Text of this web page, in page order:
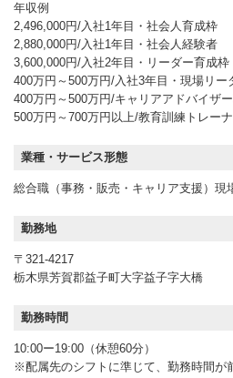
年収例
2,496,000円/入社1年目・社会人育成枠
2,880,000円/入社1年目・社会人経験者
3,600,000円/入社2年目・リーダー育成枠
400万円～500万円/入社3年目・現場リー
400万円～500万円/キャリアアドバイザ
500万円～700万円以上/教育訓練トレー
業種・サービス形態
総合職（事務・販売・キャリア支援）現
勤務地
〒321-4217
栃木県芳賀郡益子町大字益子字大橋
勤務時間
10:00ー19:00（休憩60分）
※配属先のシフトに準じて、勤務時間が